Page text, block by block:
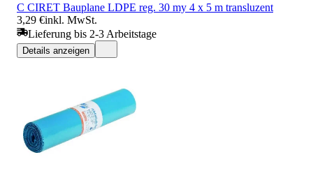
C CIRET Bauplane LDPE reg. 30 my 4 x 5 m transluzent
3,29 €inkl. MwSt.
Lieferung bis 2-3 Arbeitstage
Details anzeigen